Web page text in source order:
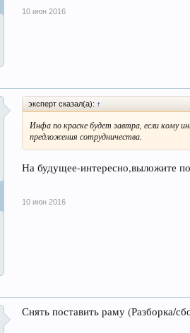
10 июн 2016
эксперт сказал(а): ↑
Инфа по краске будет завтра, если кому
предложения сотрудничества.
На будущее-интересно,выложите
10 июн 2016
Снять поставить раму (Разборка/